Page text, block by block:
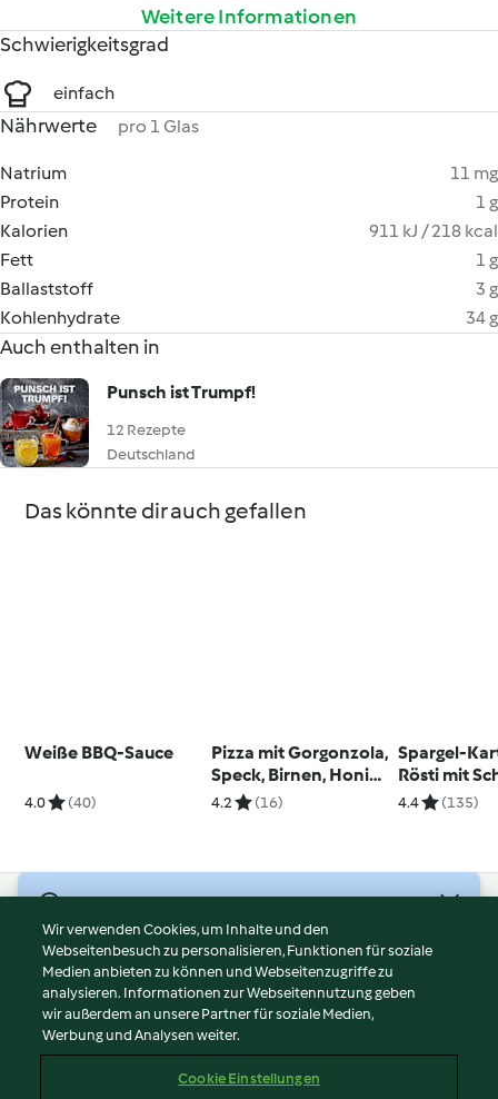
Weitere Informationen
Schwierigkeitsgrad
einfach
Nährwerte pro 1 Glas
Natrium
11 mg
Protein
1 g
Kalorien
911 kJ / 218 kcal
Fett
1 g
Ballaststoff
3 g
Kohlenhydrate
34 g
Auch enthalten in
Punsch ist Trumpf!
12 Rezepte
Deutschland
Das könnte dir auch gefallen
Weiße BBQ-Sauce
4.0 (40)
Pizza mit Gorgonzola,
Speck, Birnen, Honig
und Walnüssen
4.2 (16)
Spargel-
Rösti mit
Ei-Dip
4.4 (135)
Nutzungsbedingungen
Datenschutzrichtlinien
Disclaimer
Impressum
Wir verwenden Cookies, um Inhalte und den
Webseitenbesuch zu personalisieren, Funktionen für soziale
Medien anbieten zu können und Webseitenzugriffe zu
analysieren. Informationen zur Webseitennutzung geben
wir außerdem an unsere Partner für soziale Medien,
Werbung und Analysen weiter.
Cookie Einstellungen